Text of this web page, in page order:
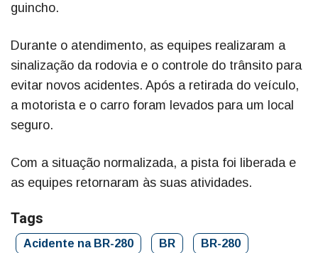
guincho.
Durante o atendimento, as equipes realizaram a
sinalização da rodovia e o controle do trânsito para
evitar novos acidentes. Após a retirada do veículo,
a motorista e o carro foram levados para um local
seguro.
Com a situação normalizada, a pista foi liberada e
as equipes retornaram às suas atividades.
Tags
Acidente na BR-280 BR
BR-280